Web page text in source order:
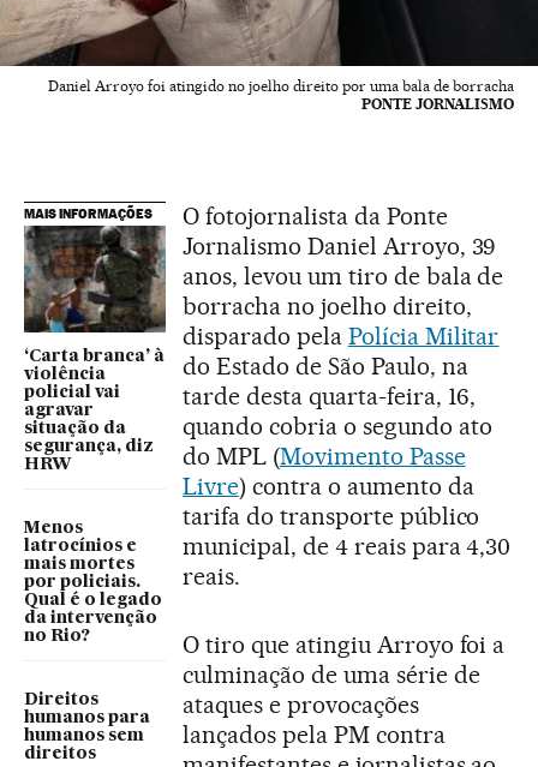
Daniel Arroyo foi atingido no joelho direito por uma bala de borracha
PONTE JORNALISMO
MAIS INFORMAÇÕES
‘Carta branca’ à
violência
policial vai
agravar
situação da
segurança, diz
HRW
Menos
latrocínios e
mais mortes
por policiais.
Qual é o legado
da intervenção
no Rio?
Direitos
humanos para
humanos sem
direitos
O fotojornalista da Ponte
Jornalismo Daniel Arroyo, 39
anos, levou um tiro de bala de
borracha no joelho direito,
disparado pela Polícia Militar
do Estado de São Paulo, na
tarde desta quarta-feira, 16,
quando cobria o segundo ato
do MPL (Movimento Passe
Livre) contra o aumento da
tarifa do transporte público
municipal, de 4 reais para 4,30
reais.
O tiro que atingiu Arroyo foi a
culminação de uma série de
ataques e provocações
lançados pela PM contra